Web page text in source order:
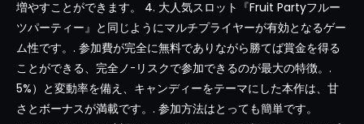
増やすことができます。 4. 大人気スロット『Fruit Partyフルー
ツパーティー』と同じようにマルチプライヤーが有効となるゲー
ム性です。. 参加費が完全に無料でありながら勝てば賞金を得る
ことができる、完全ノｰリスクで参加できるのが最大の特徴。.
5%）と変動率を備え、キャンディーをテーマにした本作は、甘
さとボーナスが満載です。. 参加方法はとっても簡単です。